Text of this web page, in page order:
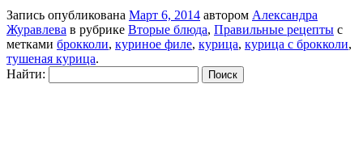
Запись опубликована Март 6, 2014 автором Александра
Журавлева в рубрике Вторые блюда, Правильные рецепты с
метками брокколи, куриное филе, курица, курица с брокколи,
тушеная курица.
Найти: